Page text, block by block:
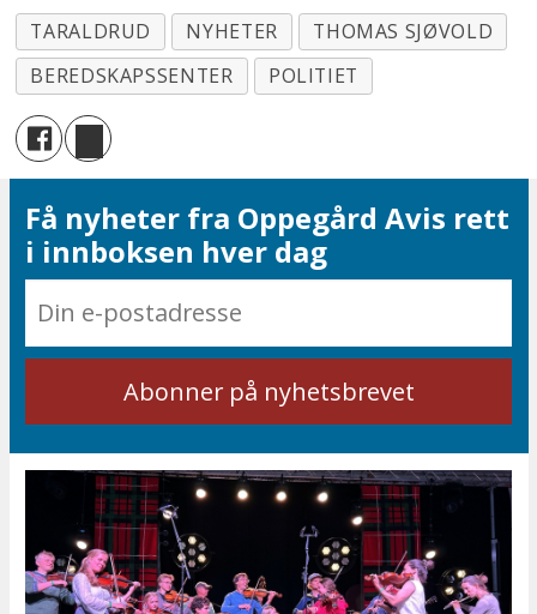
TARALDRUD NYHETER
THOMAS SJØVOLD
BEREDSKAPSSENTER
POLITIET
Få nyheter fra Oppegård Avis rett
i innboksen hver dag